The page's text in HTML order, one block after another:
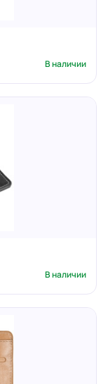
В наличии
В наличии